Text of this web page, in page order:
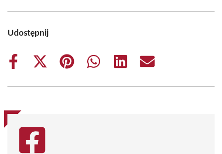
Udostępnij
Share
Share
(Twitter)
Share
Share
Share
Share